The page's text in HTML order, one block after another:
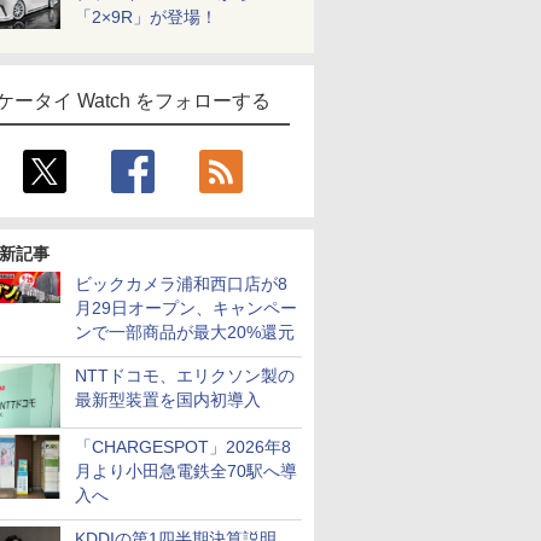
「2×9R」が登場！
ータイ Watch をフォローする
記事
ビックカメラ浦和西口店が8
月29日オープン、キャンペー
ンで一部商品が最大20%還元
NTTドコモ、エリクソン製の
最新型装置を国内初導入
「CHARGESPOT」2026年8
月より小田急電鉄全70駅へ導
入へ